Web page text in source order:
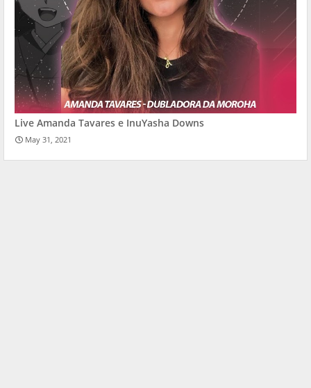
Live Amanda Tavares e InuYasha Downs
May 31, 2021